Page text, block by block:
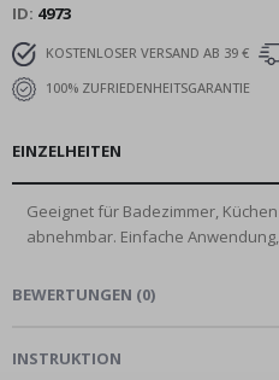
ID 4973
KOSTENLOSER VERSAND AB 39 €
100% ZUFRIEDENHEITSGARANTIE
EINZELHEITEN
Geeignet für Badezimmer,
abnehmbar. Einfache
BEWERTUNGEN (0)
INSTRUKTION